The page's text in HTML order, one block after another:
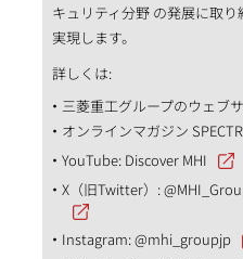
キュリティ分野 の発展に取
実現します。
詳しくは:
三菱重工グループのウェブ
オンラインマガジン
YouTube: Discover MHI
X（旧Twitter）:
Instagram:@mhi_groupjp